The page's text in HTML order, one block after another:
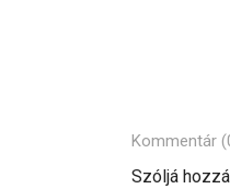
Kommentár
Szóljá